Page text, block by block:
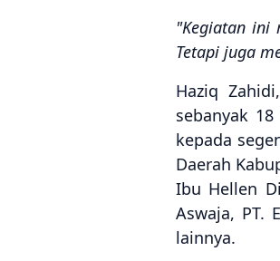
"Kegiatan ini
Tetapi juga
Haziq
sebanyak
kepada
Daerah
Ibu Hellen
Aswaja, PT.
lainnya.